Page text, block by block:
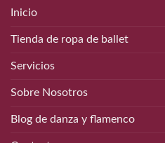
Inicio
Tienda de ropa de ballet
Servicios
Sobre Nosotros
Blog de danza y flamenco